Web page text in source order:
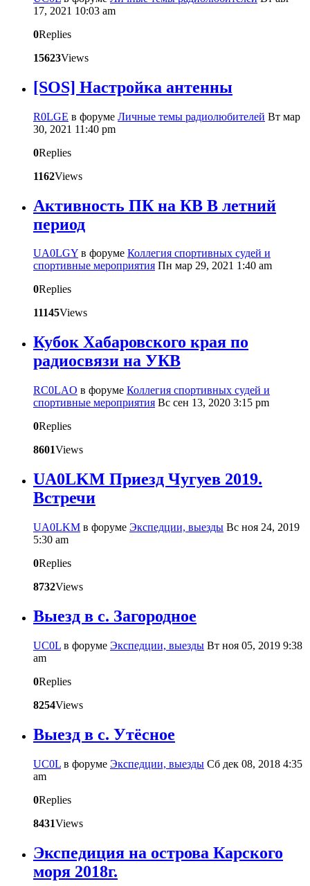
17, 2021 10:03 am
0Replies
15623Views
[SOS] Настройка антенны
R0LGE в форуме Личные темы радиолюбителей Вт мар
30, 2021 11:40 pm
0Replies
1162Views
Активность ПК на КВ В летний
период
UA0LGY в форуме Коллегия спортивных судей и
спортивные мероприятия Пн мар 29, 2021 1:40 am
0Replies
11145Views
Кубок Хабаровского края по
радиосвязи на УКВ
RC0LAO в форуме Коллегия спортивных судей и
спортивные мероприятия Вс сен 13, 2020 3:15 pm
0Replies
8601Views
UA0LKM Приезд Чугуев 2019.
Встречи
UA0LKM в форуме Экспедции, выезды Вс ноя 24, 2019
5:30 am
0Replies
8732Views
Выезд в с. Загородное
UC0L в форуме Экспедции, выезды Вт ноя 05, 2019 9:38
am
0Replies
8254Views
Выезд в с. Утёсное
UC0L в форуме Экспедции, выезды Сб дек 08, 2018 4:35
am
0Replies
8431Views
Экспедиция на острова Карского
моря 2018г.